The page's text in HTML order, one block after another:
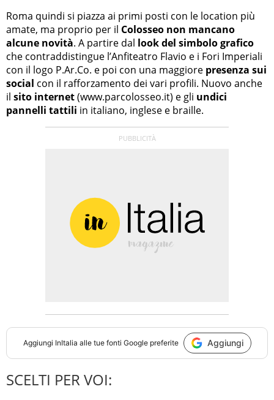
Roma quindi si piazza ai primi posti con le location più
amate, ma proprio per il Colosseo non mancano
alcune novità. A partire dal look del simbolo grafico
che contraddistingue l’Anfiteatro Flavio e i Fori Imperiali
con il logo P.Ar.Co. e poi con una maggiore presenza sui
social con il rafforzamento dei vari profili. Nuovo anche
il sito internet(www.parcolosseo.it) e gli undici
pannelli tattili in italiano, inglese e braille.
Aggiungi InItalia alle tue fonti Google preferite Aggiungi
SCELTI PER VOI: